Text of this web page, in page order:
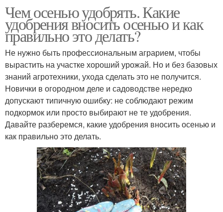
Чем осенью удобрять. Какие
удобрения вносить осенью и как
правильно это делать?
Не нужно быть профессиональным аграрием, чтобы
вырастить на участке хороший урожай. Но и без базовых
знаний агротехники, ухода сделать это не получится.
Новички в огородном деле и садоводстве нередко
допускают типичную ошибку: не соблюдают режим
подкормок или просто выбирают не те удобрения.
Давайте разберемся, какие удобрения вносить осенью и
как правильно это делать.